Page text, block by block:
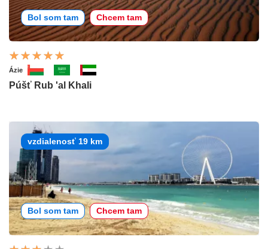
Bol som tam Chcem tam
Ázie
Púšť Rub 'al Khali
vzdialenosť 19 km
Bol som tam Chcem tam